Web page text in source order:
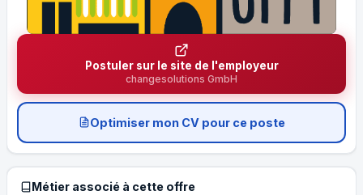
Postuler sur le site de l'employeur
changesolutions GmbH
Optimiser mon CV pour ce poste
Métier associé à cette offre